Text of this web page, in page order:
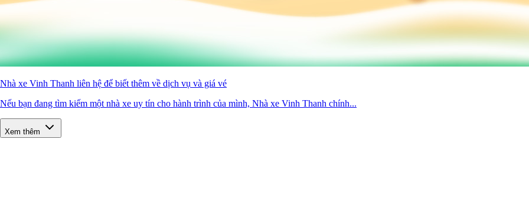
Nhà xe Vinh Thanh liên hệ để biết thêm về dịch vụ và giá vé
Nếu bạn đang tìm kiếm một nhà xe uy tín cho hành trình của mình, Nhà xe Vinh Thanh chính...
Xem thêm